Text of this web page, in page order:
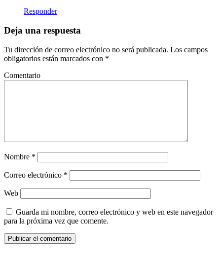
Responder
Deja una respuesta
Tu dirección de correo electrónico no será publicada. Los campos
obligatorios están marcados con *
Comentario
Nombre *
Correo electrónico *
Web
Guarda mi nombre, correo electrónico y web en este navegador
para la próxima vez que comente.